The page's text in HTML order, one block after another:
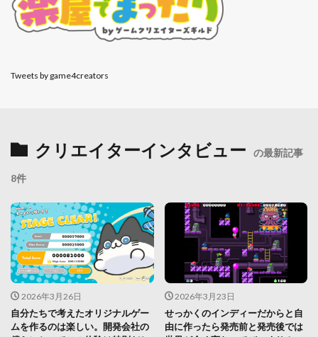
Tweets by game4creators
クリエイターインタビュー の最新記事
8件
2026年3月26日
自分たちで考えたオリジナルゲー
ムを作るのは楽しい。開発会社の
2026年3月23日
せっかくのインディーだからと自
由に作ったら発売前と発売後では